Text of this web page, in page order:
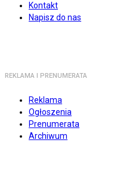
Kontakt
Napisz do nas
REKLAMA I PRENUMERATA
Reklama
Ogłoszenia
Prenumerata
Archiwum